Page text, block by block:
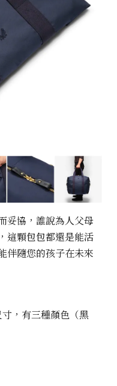
妥協，誰說為人父母
這顆包包都還是能活
伴隨您的孩子在未來
，有三種顏色（黑